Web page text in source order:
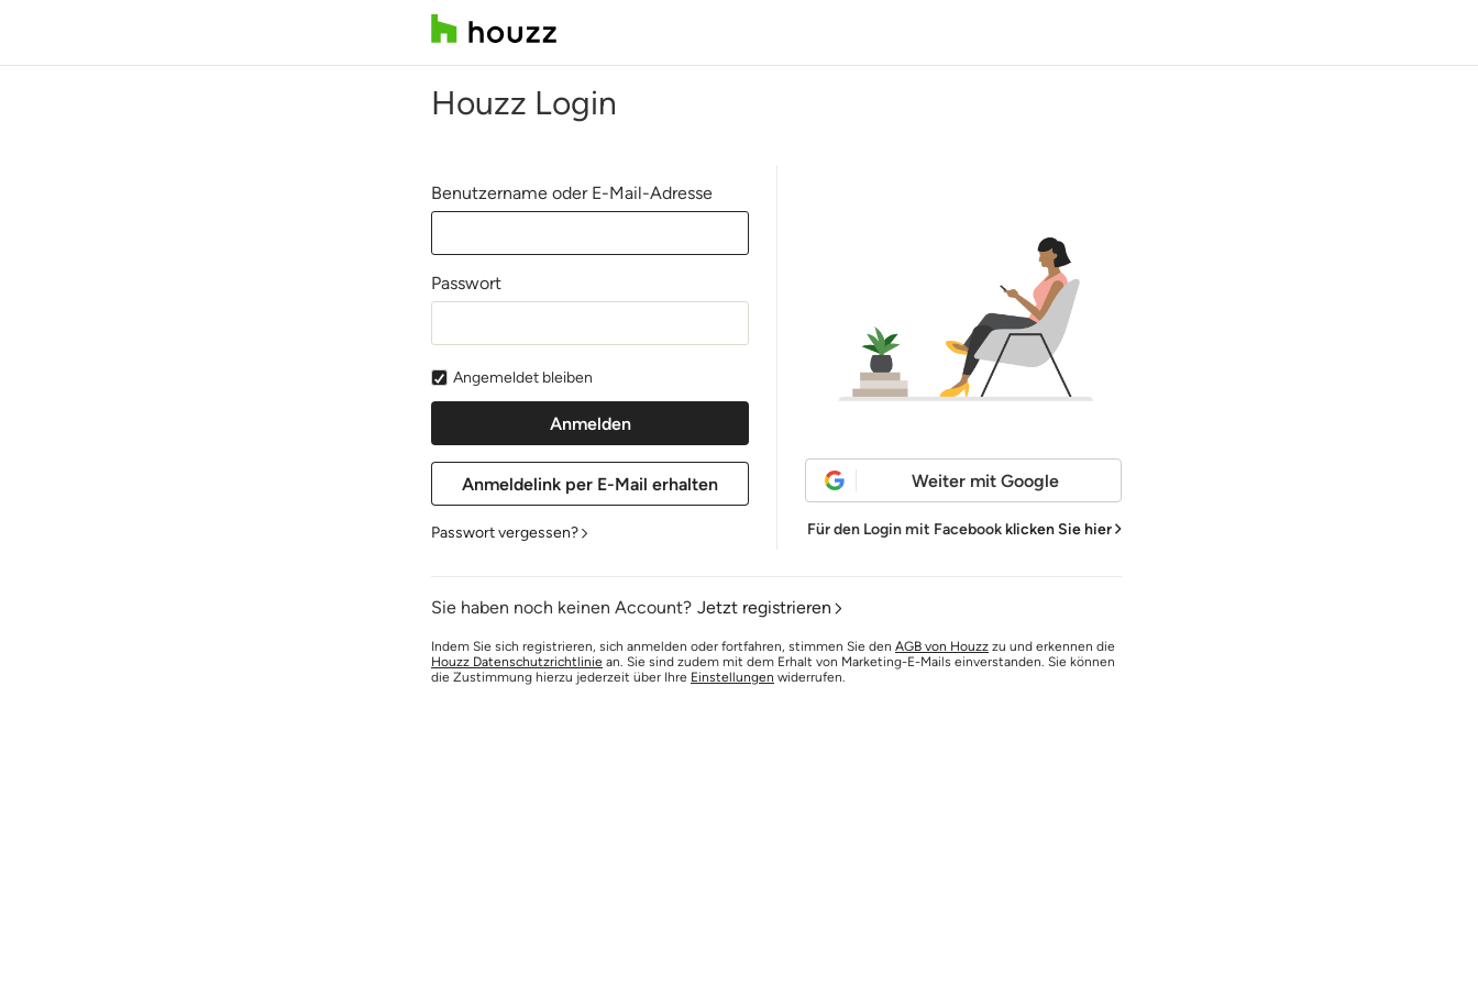
Houzz Login
Benutzername oder E-Mail-Adresse
Passwort
Angemeldet bleiben
Passwort vergessen?
Weiter mit Google
Für den Login mit Facebookklicken Sie hier
Sie haben noch keinen Account? Jetzt registrieren
Indem Sie sich registrieren, sich anmelden oder fortfahren, stimmen Sie den AGB von Houzz zu und erkennen die
Houzz Datenschutzrichtlinie an. Sie sind zudem mit dem Erhalt von Marketing-E-Mails einverstanden. Sie können
die Zustimmung hierzu jederzeit über Ihre Einstellungen widerrufen.